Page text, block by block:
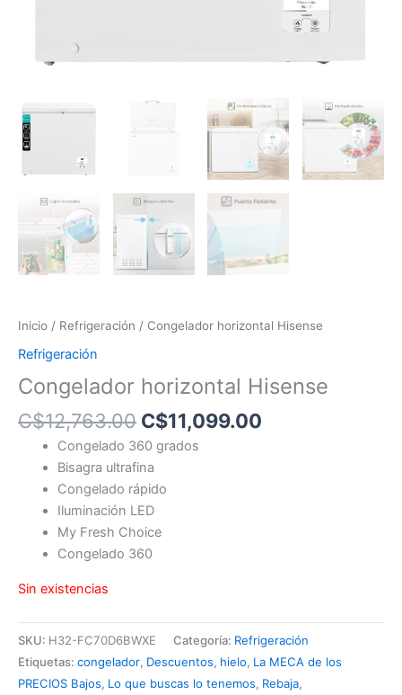
Inicio / Refrigeración / Congelador horizontal Hisense
Refrigeración
Congelador horizontal Hisense
C$12,763.00 C$11,099.00
Congelado 360 grados
Bisagra ultrafina
Congelado rápido
Iluminación LED
My Fresh Choice
Congelado 360
Sin existencias
SKU: H32-FC70D6BWXE Categoría: Refrigeración
Etiquetas: congelador, Descuentos, hielo, La MECA de los
PRECIOS Bajos, Lo que buscas lo tenemos, Rebaja,